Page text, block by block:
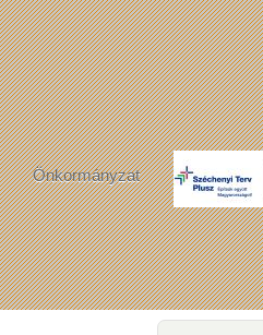
Önkormányzat